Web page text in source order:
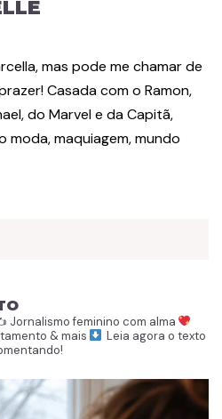
mas pode me chamar de
Casada com o Ramon,
do Marvel e da Capitã,
moda, maquiagem, mundo
Jornalismo feminino com alma
& mais
Leia agora o texto